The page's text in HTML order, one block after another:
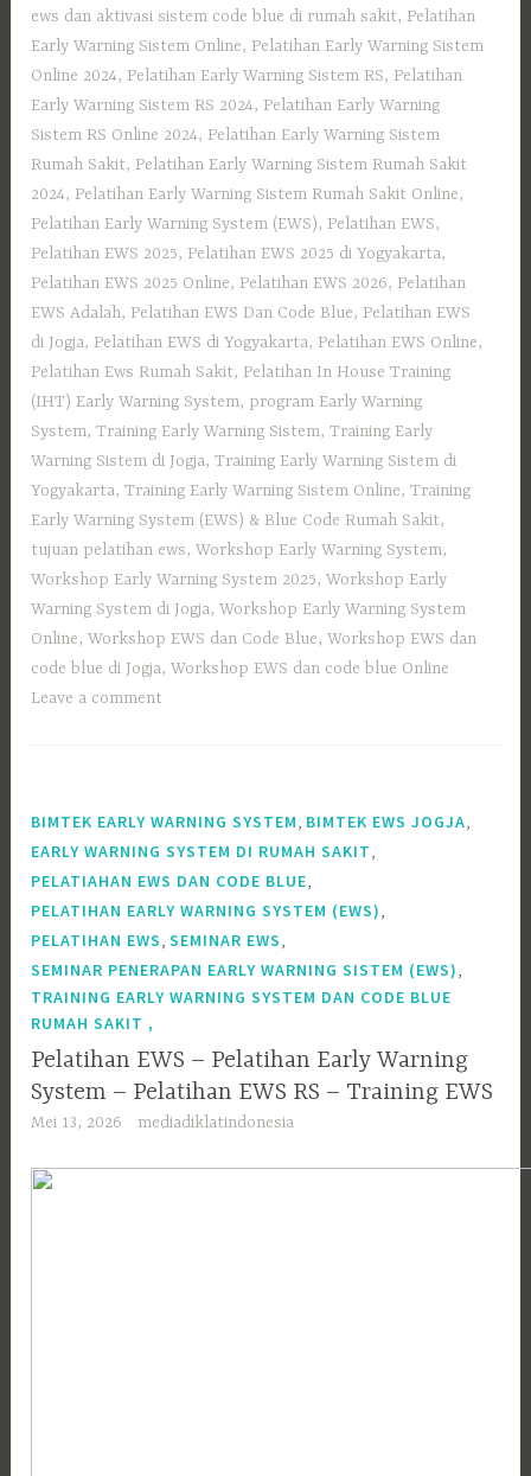
ews dan aktivasi sistem code blue di rumah sakit, Pelatihan
Early Warning Sistem Online, Pelatihan Early Warning Sistem
Online 2024, Pelatihan Early Warning Sistem RS, Pelatihan
Early Warning Sistem RS 2024, Pelatihan Early Warning
Sistem RS Online 2024, Pelatihan Early Warning Sistem
Rumah Sakit, Pelatihan Early Warning Sistem Rumah Sakit
2024, Pelatihan Early Warning Sistem Rumah Sakit Online,
Pelatihan Early Warning System (EWS), Pelatihan EWS,
Pelatihan EWS 2025, Pelatihan EWS 2025 di Yogyakarta,
Pelatihan EWS 2025 Online, Pelatihan EWS 2026, Pelatihan
EWS Adalah, Pelatihan EWS Dan Code Blue, Pelatihan EWS
di Jogja, Pelatihan EWS di Yogyakarta, Pelatihan EWS Online,
Pelatihan Ews Rumah Sakit, Pelatihan In House Training
(IHT) Early Warning System, program Early Warning
System,Training Early Warning Sistem,Training Early
Warning Sistem di Jogja,Training Early Warning Sistem di
Yogyakarta,Training Early Warning Sistem Online,Training
Early Warning System (EWS) & Blue Code Rumah Sakit,
tujuan pelatihan ews,Workshop Early Warning System,
Workshop Early Warning System 2025,Workshop Early
Warning System di Jogja,Workshop Early Warning System
Online,Workshop EWS dan Code Blue,Workshop EWS dan
code blue di Jogja,Workshop EWS dan code blue Online
Leave a comment
BIMTEK EARLY WARNING SYSTEM, BIMTEK EWS JOGJA,
EARLY WARNING SYSTEM DI RUMAH SAKIT,
PELATIAHAN EWS DAN CODE BLUE,
PELATIHAN EARLY WARNING SYSTEM (EWS),
PELATIHAN EWS,SEMINAR EWS,
SEMINAR PENERAPAN EARLY WARNING SISTEM (EWS),
TRAINING EARLY WARNING SYSTEM DAN CODE BLUE
RUMAH SAKIT ,
Pelatihan EWS – Pelatihan Early Warning
System – Pelatihan EWS RS – Training EWS
Mei 13, 2026 mediadiklatindonesia